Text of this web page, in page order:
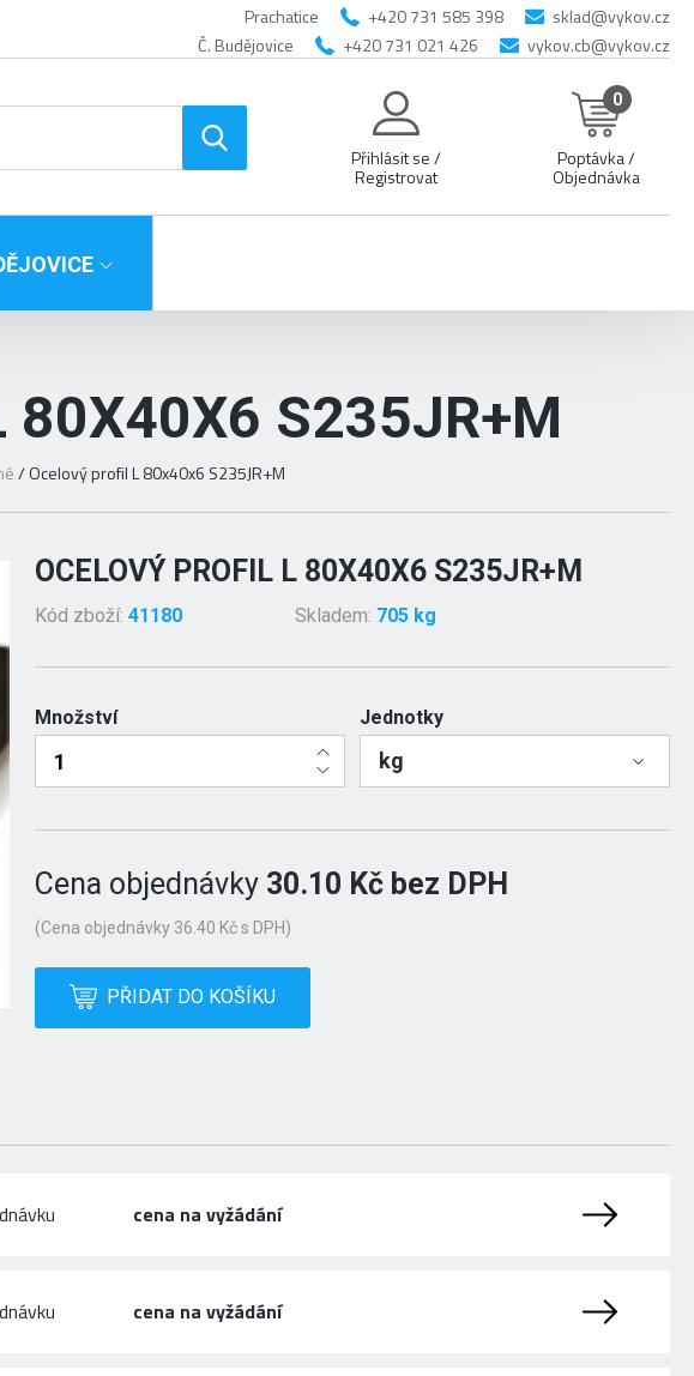
Prachatice +420 731 585 398
sklad@vykov.cz
Č. Budějovice
+420 731 021 426 vykov.cb@vykov.cz
Přihlásit se /
Registrovat
0
Poptávka /
Objednávka
80X40X6 S235JR+M
/ Ocelový profil L 80x40x6 S235JR+M
OCELOVÝ PROFIL L 80X40X6 S235JR+M
Kód zboží:41180 Skladem: 705 kg
Množství Jednotky
kg
Cena objednávky 30.10 Kč bez DPH
(Cena objednávky 36.40 Kč s DPH)
PŘIDAT DO KOŠÍKU
cena na vyžádání
cena na vyžádání